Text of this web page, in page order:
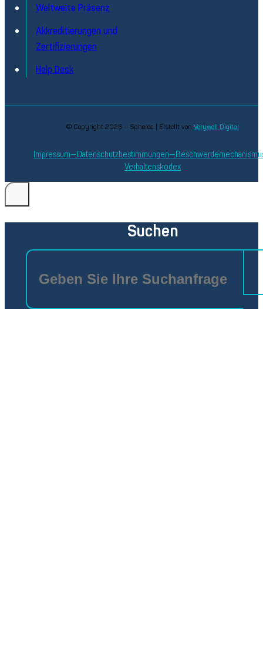
Weltweite Präsenz
Akkreditierungen und
Zertifizierungen
Help Desk
© Copyright 2026 – Spherea | Erstellt von Verywell Digital
Impressum Datenschutzbestimmungen
Verhaltenskodex
Suchen